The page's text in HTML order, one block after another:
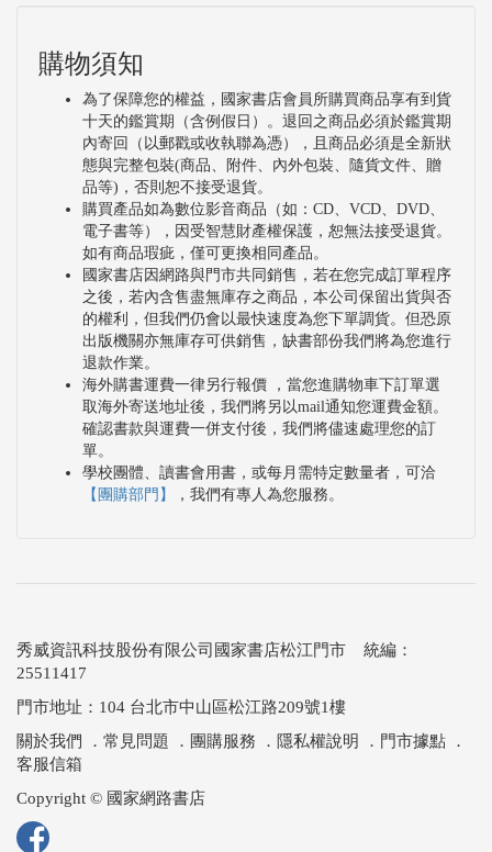
購物須知
為了保障您的權益，國家書店會員所購買商品享有到貨
十天的鑑賞期（含例假日）。退回之商品必須於鑑賞期
內寄回（以郵戳或收執聯為憑），且商品必須是全新狀
態與完整包裝(商品、附件、內外包裝、隨貨文件、贈
品等)，否則恕不接受退貨。
購買產品如為數位影音商品（如：CD、VCD、DVD、
電子書等），因受智慧財產權保護，恕無法接受退貨。
如有商品瑕疵，僅可更換相同產品。
國家書店因網路與門市共同銷售，若在您完成訂單程序
之後，若內含售盡無庫存之商品，本公司保留出貨與否
的權利，但我們仍會以最快速度為您下單調貨。但恐原
出版機關亦無庫存可供銷售，缺書部份我們將為您進行
退款作業。
海外購書運費一律另行報價 ，當您進購物車下訂單選
取海外寄送地址後，我們將另以mail通知您運費金額。
確認書款與運費一併支付後，我們將儘速處理您的訂
單。
學校團體、讀書會用書，或每月需特定數量者，可洽
【團購部門】
，我們有專人為您服務。
秀威資訊科技股份有限公司國家書店松江門市 統編：
25511417
門市地址：104 台北市中山區松江路209號1樓
關於我們
． 常見問題 ． 團購服務 ． 隱私權說明 ． 門市據點 ．
客服信箱
Copyright © 國家網路書店